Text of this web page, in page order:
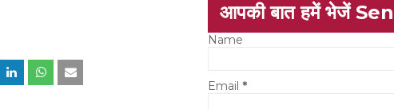
आपकी बात हमें भेजें
Name
Email *